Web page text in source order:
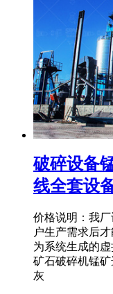
破碎设备
线全套设
价格说明：我
户生产需求后
为系统生成的
矿石破碎机锰
灰